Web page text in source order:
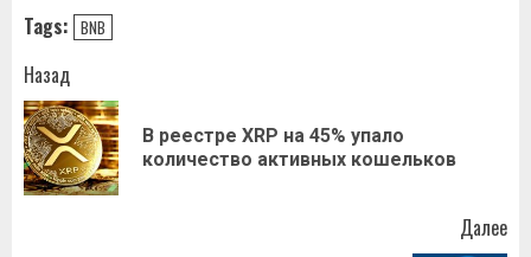
Tags: BNB
Навигация
записи
Назад
В реестре XRP на 45% упало
количество активных кошельков
Далее